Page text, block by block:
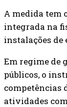
A medida tem
integrada na
instalações de
Em regime de
públicos, o
competências
atividades